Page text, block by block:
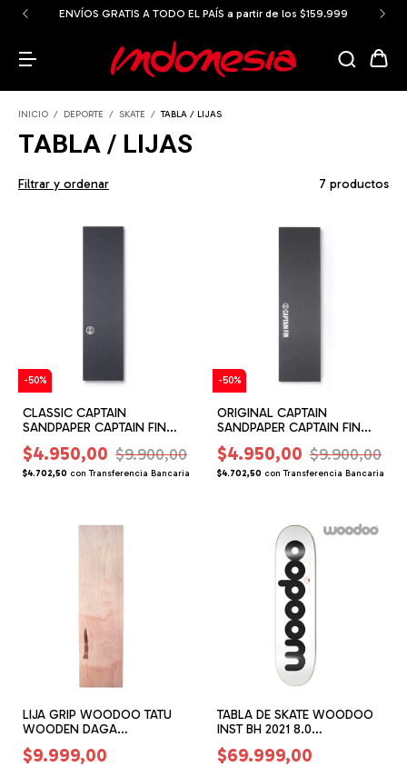
ENVÍOS GRATIS A TODO EL PAÍS a partir de los $159.999
INICIO / DEPORTE / SKATE / TABLA / LIJAS
TABLA / LIJAS
Filtrar y ordenar 7 productos
-50%
CLASSIC CAPTAIN
SANDPAPER CAPTAIN FIN
(CF017001)
$4.950,00 $9.900,00
$4.702,50 con Transferencia Bancaria
-50%
ORIGINAL CAPTAIN
SANDPAPER CAPTAIN FIN
(CF017002)
$4.950,00 $9.900,00
$4.702,50 con Transferencia Bancaria
LIJA GRIP WOODOO TATU
WOODEN DAGA
(WO017003)
$9.999,00
TABLA DE SKATE WOODOO
INST BH 2021 8.0
(WO037603)
$69.999,00